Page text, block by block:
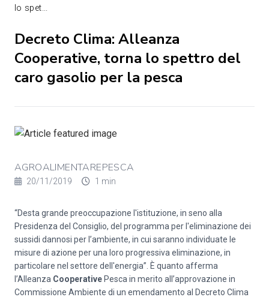
lo spet...
Decreto Clima: Alleanza
Cooperative, torna lo spettro del
caro gasolio per la pesca
AGROALIMENTAREPESCA
20/11/2019 1 min
“Desta grande preoccupazione l'istituzione, in seno alla
Presidenza del Consiglio, del programma per l'eliminazione dei
sussidi dannosi per l’ambiente, in cui saranno individuate le
misure di azione per una loro progressiva eliminazione, in
particolare nel settore dell'energia”. È quanto afferma
l’Alleanza Cooperative Pesca in merito all’approvazione in
Commissione Ambiente di un emendamento al Decreto Clima